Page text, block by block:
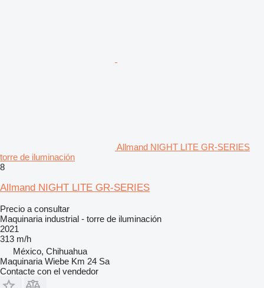
Allmand NIGHT LITE GR-SERIES
torre de iluminación
8
Allmand NIGHT LITE GR-SERIES
Precio a consultar
Maquinaria industrial - torre de iluminación
2021
313 m/h
México, Chihuahua
Maquinaria Wiebe Km 24 Sa
Contacte con el vendedor